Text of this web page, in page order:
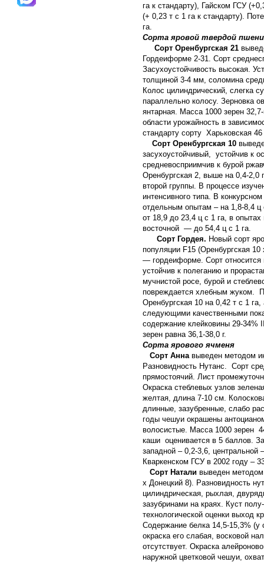
га к стандарту), Гайском ГСУ
(+ 0,23 т с 1 га к стандарту).
га.
Сорта яровой твердой
Сорт Оренбургская 21
Гордеиформе 2-31. Сорт
Засухоустойчивость высокая.
толщиной 3-4 мм, соломина
Колос цилиндрический, слегка
параллельно колосу. Зерновка
янтарная. Масса 1000 зерен
области урожайность в
стандарту сорту Харьковская
Сорт Оренбургская 10
засухоустойчивый, устойчив к
средневосприимчив к бурой
Оренбургская 2, выше на 0,4-
второй группы. В процессе
интенсивного типа. В
отдельным опытам – на 1,8-8,4 ц
от 18,9 до 23,4 ц с 1 га, в
восточной — до 54,4 ц с 1 га.
Сорт Гордея. Новый сорт
популяции F15(Оренбургская 10
— гордеиформе. Сорт относится
устойчив к полеганию и
мучнистой росе, бурой и
повреждается хлебным жуком.
Оренбургская 10 на 0,42 т с 1
следующими качественными
содержание клейковины 29-34%
зерен равна 36,1-38,0 г.
Сорта ярового ячменя
Сорт Анна выведен методом
Разновидность Нутанс. Сорт
прямостоячий. Лист
Окраска стеблевых узлов
желтая, длина 7-10 см.
длинные, зазубренные, слабо
годы чешуи окрашены
волосистые. Масса 1000 зерен
каши оценивается в 5 баллов.
западной – 0,2-3,6, центральной
Кваркенском ГСУ в 2002 году –
Сорт Наталивыведен методом
х Донецкий 8). Разновидность
цилиндрическая, рыхлая,
зазубринами на краях. Куст
технологической оценки выход
Содержание белка 14,5-15,3% (у
окраска его слабая, восковой
отсутствует. Окраска
наружной цветковой чешуи,